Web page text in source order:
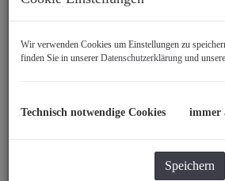
Wir verwenden Cookies um Einstellungen zu
finden Sie in unserer Datenschutzerklärung und
Technisch notwendige Cookies immer
Speichern